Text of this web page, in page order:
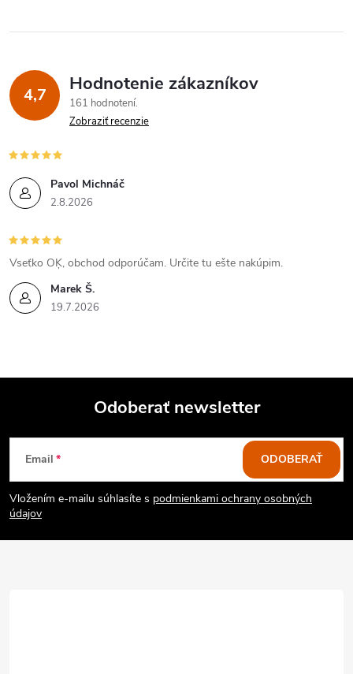
p
v
k
y
v
p
i
s
4,7 Hodnotenie zákazníkov
161 hodnotení
Zobraziť recenzie
Pavol Michnáč
2.8.2026
Marek Š.
19.7.2026
Vseťko OĶ, obchod odporúčam. Určite tu ešte nakúpim.
Z
á
p
Odoberať newsletter
Email
Vložením e-mailu súhlasíte s podmienkami ochrany osobných
údajov
ODOBERAŤ